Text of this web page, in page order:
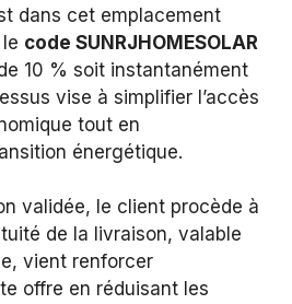
dans cet emplacement
code SUNRJHOMESOLAR
10 % soit instantanément
vise à simplifier l’accès
tout en
énergétique.
validée, le client procède à
de la livraison, valable
vient renforcer
offre en réduisant les